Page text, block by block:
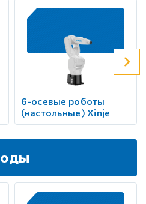
6-осевые роботы
(настольные) Xinje